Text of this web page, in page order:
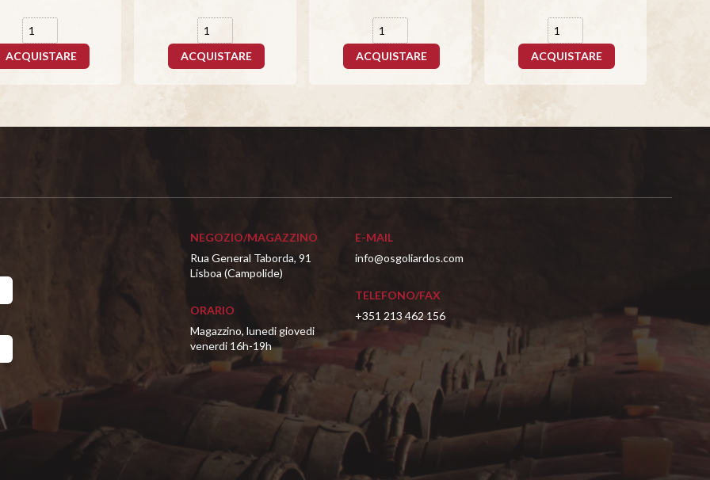
ACQUISTARE ACQUISTARE ACQUISTARE ACQUISTARE
NEGOZIO/MAGAZZINO
Rua General Taborda, 91
Lisboa (Campolide)
ORARIO
Magazzino, lunedi giovedi
venerdi 16h-19h
E-MAIL
info@osgoliardos.com
TELEFONO/FAX
+351 213 462 156